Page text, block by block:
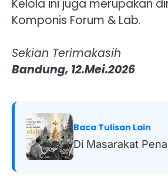
Kelola ini juga merupakan
Komponis Forum & Lab.
Sekian Terimakasih
Bandung, 12.Mei.2026
Baca Tulisan Lain
Di Masarakat